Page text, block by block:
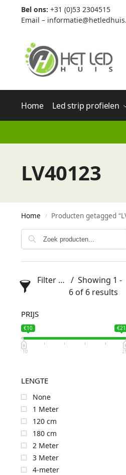
Bel ons: +31 (0)53 2304515
Email –
Home Led strip profielen
LV40123
Home / Producten getagged
Filter products
Showing 1 -
6 of 6 results
PRIJS
€10 €21
10
LENGTE
None
1 Meter
120 cm
180 cm
2 Meter
3 Meter
4-meter